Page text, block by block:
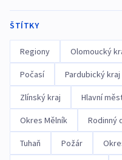
ŠTÍTKY
Regiony Olomoucký
Počasí Pardubický kraj
Zlínský kraj Hlavní
Okres Mělník Rodinný
Tuhaň Požár